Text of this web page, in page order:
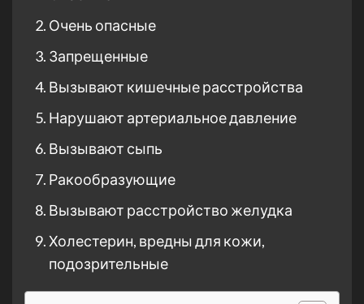
Очень опасные
Запрещенные
Вызывают кишечные расстройства
Нарушают артериальное давление
Вызывают сыпь
Ракообразующие
Вызывают расстройство желудка
Холестерин, вредны для кожи,
подозрительные